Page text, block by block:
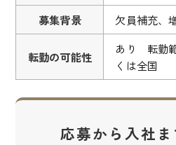
募集背景
欠員補充、
転勤の可能性
あり 転勤
くは全国
応募から入社